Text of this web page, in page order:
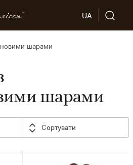
UA
шарами
шарами
Сортувати